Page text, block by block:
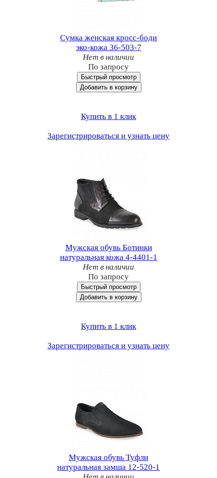
Сумка женская кросс-боди
эко-кожа 36-503-7
Нет в наличии
По запросу
Быстрый просмотр
Добавить в корзину
Купить в 1 клик
Зарегистрироваться и узнать цену
Мужская обувь Ботинки
натуральная кожа 4-4401-1
Нет в наличии
По запросу
Быстрый просмотр
Добавить в корзину
Купить в 1 клик
Зарегистрироваться и узнать цену
Мужская обувь Туфли
натуральная замша 12-520-1